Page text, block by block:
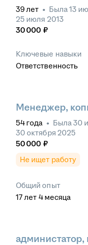
39лет • Была13
25 июля 2013
30 000 ₽
Ключевые навыки
Ответственность
Менеджер,
54 года • Была30
30 октября 2025
50 000 ₽
Не ищет работу
Общий опыт
17лет 4 месяца